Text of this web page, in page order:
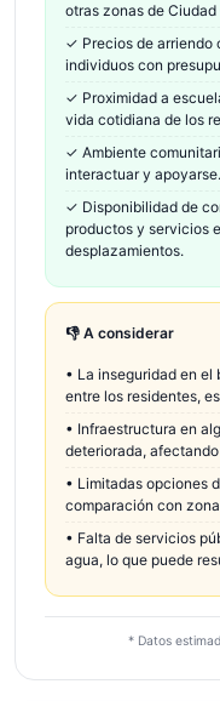
otras zonas de Ciudad
✓ Precios de arriendo
individuos con
✓ Proximidad a
vida cotidiana de los
✓ Ambiente
interactuar y apoyarse.
✓ Disponibilidad de
productos y servicios
desplazamientos.
👎 A considerar
• La inseguridad en el
entre los residentes,
• Infraestructura en
deteriorada,
• Limitadas opciones
comparación con
• Falta de servicios
agua, lo que puede
* Datos